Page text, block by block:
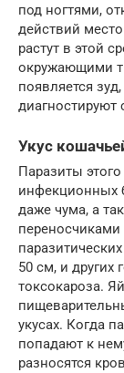
под ногтями,
действий
растут в этой
окружающими
появляется
диагностируют
Укус
Паразиты
инфекционных
даже чума, а
переносчиками
50 см, и других
токсокароза.
укусах. Когда
попадают к
разносятся